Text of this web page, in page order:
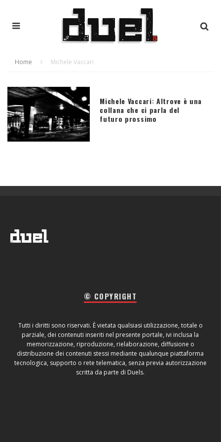
Home Michele Vaccari
Michele Vaccari: Altrove è una
collana che ci parla del
futuro prossimo
© COPYRIGHT
Tutti i diritti sono riservati. È vietata qualsiasi utilizzazione, totale o
parziale, dei contenuti inseriti nel presente portale, ivi inclusa la
memorizzazione, riproduzione, rielaborazione, diffusione o
distribuzione dei contenuti stessi mediante qualunque piattaforma
tecnologica, supporto o rete telematica, senza previa autorizzazione
scritta da parte di Duels.